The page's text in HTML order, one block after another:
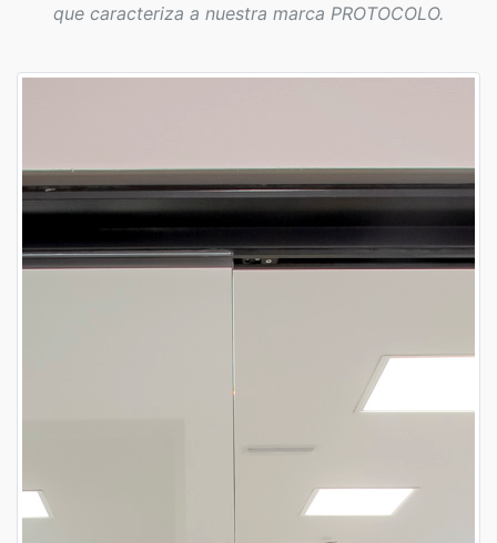
que caracteriza a nuestra marca PROTOCOLO.